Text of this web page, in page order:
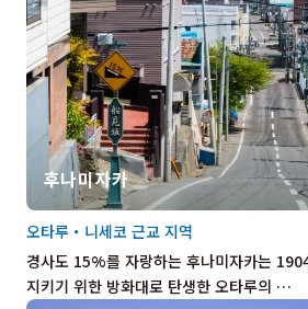
후나미자카
경사도 15%를 자랑하는 후나미자카는
지키기 위한 방화대로 탄생한 오타루의 …
오타루・니세코 근교 지역